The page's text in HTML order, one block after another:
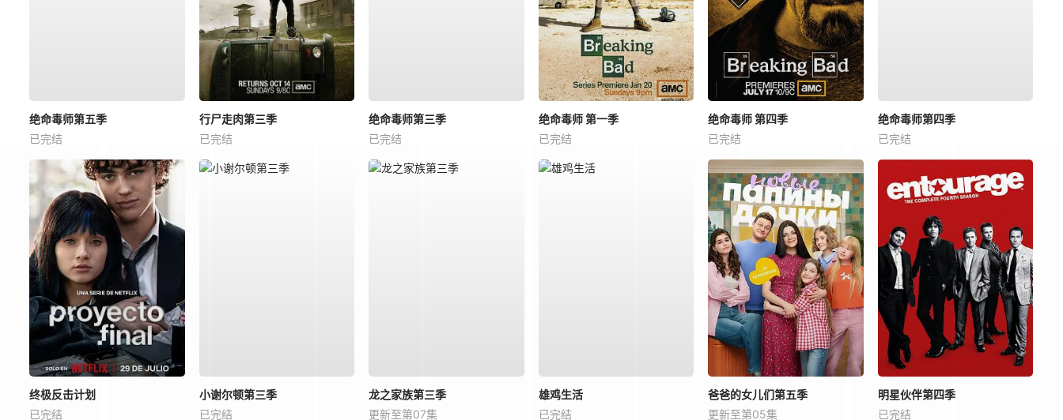
绝命毒师第五季
已完结
行尸走肉第三季
已完结
绝命毒师第三季
已完结
绝命毒师 第一季
已完结
绝命毒师 第四季
已完结
绝命毒师第四季
已完结
终极反击计划
已完结
小谢尔顿第三季
已完结
龙之家族第三季
更新至第07集
雄鸡生活
已完结
爸爸的女儿们第五季
更新至第05集
明星伙伴第四季
已完结